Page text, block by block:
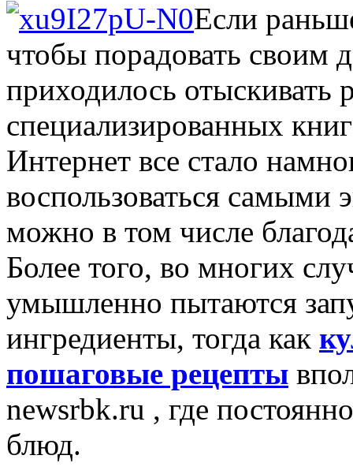
Если
чтобы порадовать своим
приходилось отыскивать
специализированных
Интернет все стало
воспользоваться самыми
можно в том числе
Более того, во многих
умышленно пытаются
ингредиенты, тогда как
пошаговые рецепты
newsrbk.ru , где
блюд.